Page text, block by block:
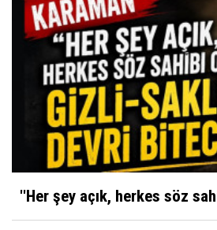
''Her şey açık, herkes söz